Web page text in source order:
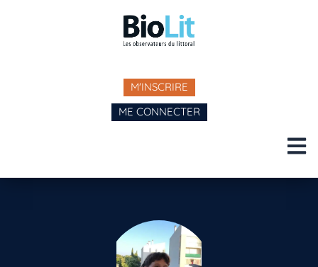
M'INSCRIRE
ME CONNECTER